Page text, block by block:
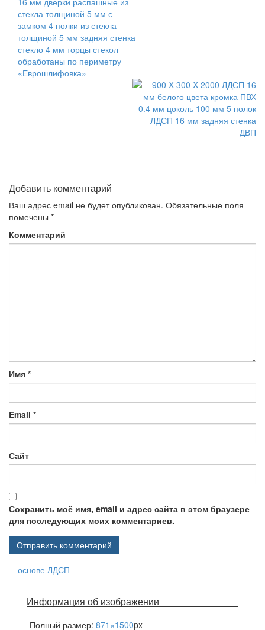
Добавить комментарий
Ваш адрес email не будет опубликован. Обязательные поля
помечены *
Комментарий
Имя *
Email *
Сайт
Сохранить моё имя, email и адрес сайта в этом браузере
для последующих моих комментариев.
←Торговое оборудование на
основе ЛДСП
Информация об изображении
Полный размер: 871×1500px